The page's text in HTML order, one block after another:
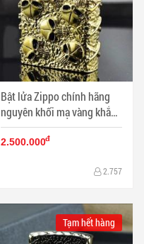
Bật lửa Zippo chính hãng
nguyên khối mạ vàng khắc
hộp sọ đầu lâu - Mã SP:
BL09446
2.500.000đ
2.757
Tạm hết hàng